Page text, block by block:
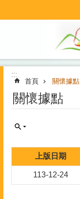
:::
首頁 關懷據點
關懷據點
上版日期
113-12-24